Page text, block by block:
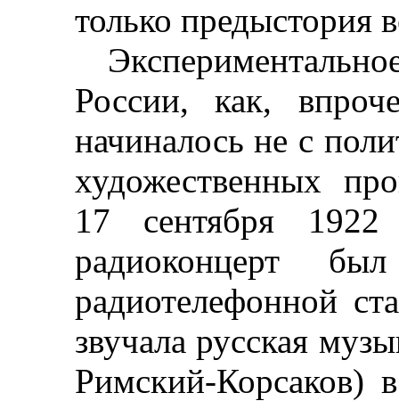
только предыстория
России, как,
начиналось не с
художественных
17 сентября
радиоконцерт
радиотелефонной
звучала русская
Римский-Корсаков)